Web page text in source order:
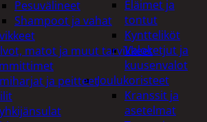
Eläimet ja
tontut
Kyntteliköt
Valoketjut ja
kuusenvalot
Joulukoristeet
Kranssit ja
asetelmat
Pesuvälineet
Shampoot ja vahat
matot ja muut tarvikkeet
ja peitteet